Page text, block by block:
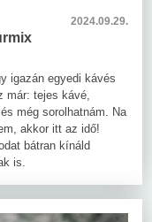
2024.09.29.
igazán egyedi kávés
már: tejes kávé,
még sorolhatnám. Na
akkor itt az idő!
bátran kínáld
is.